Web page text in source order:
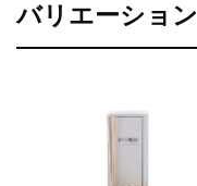
バリエーション